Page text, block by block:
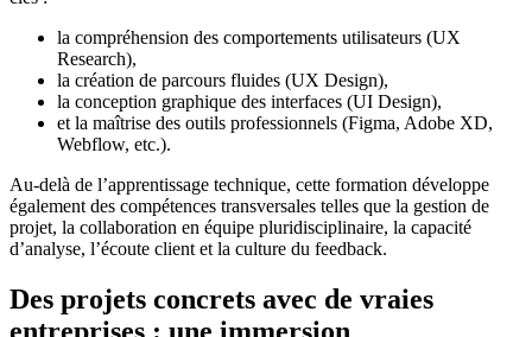
la compréhension des comportements utilisateurs (UX
Research),
la création de parcours fluides (UX Design),
la conception graphique des interfaces (UI Design),
et la maîtrise des outils professionnels (Figma, Adobe XD,
Webflow, etc.).
Au-delà de l’apprentissage technique, cette formation développe
également des compétences transversales telles que la gestion de
projet, la collaboration en équipe pluridisciplinaire, la capacité
d’analyse, l’écoute client et la culture du feedback.
Des projets concrets avec de vraies